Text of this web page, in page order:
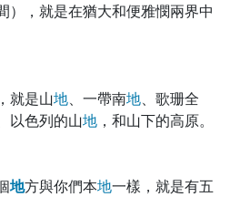
），就是在猶大和便雅憫兩界中
就是山地、一帶南地、歌珊全
以色列的山地 ，和山下的高原。
地方與你們本地一樣，就是有五